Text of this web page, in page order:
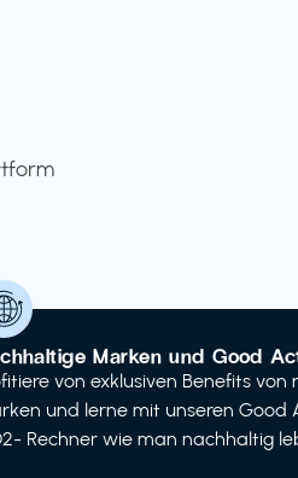
Marken und Good
von exklusiven Benefits von
und lerne mit unseren Good
Rechner wie man nachhaltig